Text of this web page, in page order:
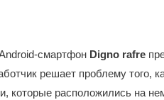
смартфон Digno rafre
решает проблему того,
которые расположились на